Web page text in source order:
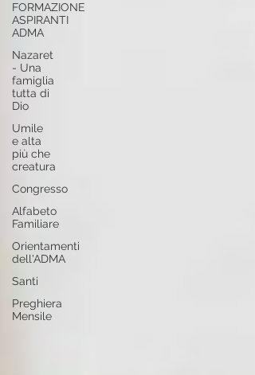
FORMAZIONE
ASPIRANTI
ADMA
Nazaret
- Una
famiglia
tutta di
Dio
Umile
e alta
più che
creatura
Congresso
Alfabeto
Familiare
Orientamenti
dell'ADMA
Santi
Preghiera
Mensile